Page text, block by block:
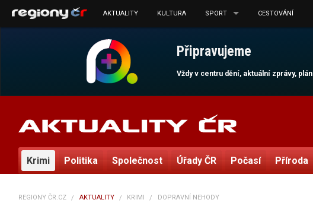
Připravujeme
Vždy v centru dění, aktuální zprávy,
AKTUALITY KULTURA SPORT CESTOVÁNÍ
Krimi Politika Společnost Úřady ČR Počasí Příroda
REGIONY ČR.CZ AKTUALITY KRIMI DOPRAVNÍ NEHODY